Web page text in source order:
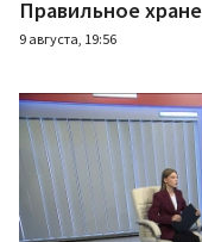
Правильное
9 августа, 19:56